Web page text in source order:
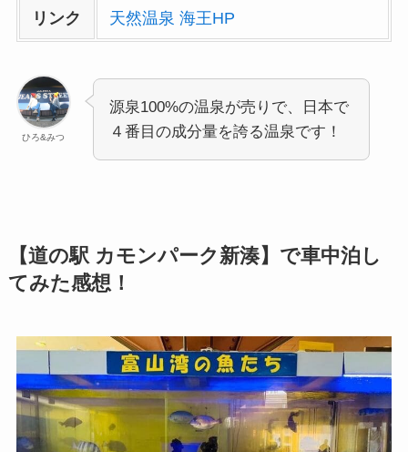
リンク 天然温泉 海王HP
ひろ&みつ
源泉100%の温泉が売りで、日本で
４番目の成分量を誇る温泉です！
【道の駅 カモンパーク新湊】で車中泊し
てみた感想！